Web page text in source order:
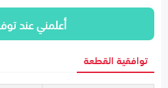
أعلمني عند
توافقية القطعة